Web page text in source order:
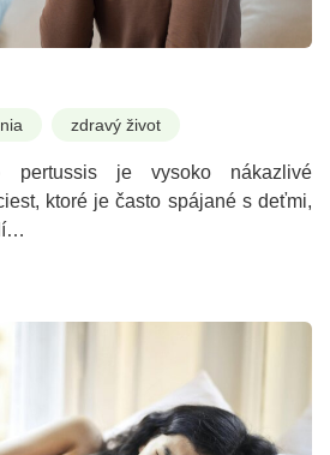
zdravý život
pertussis je vysoko nákazlivé
ktoré je často spájané s deťmi,